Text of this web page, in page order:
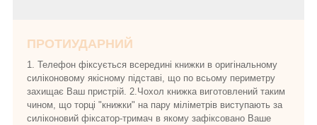
ПРОТИУДАРНИЙ
1. Телефон фіксується всередині книжки в оригінальному
силіконовому якісному підставі, що по всьому периметру
захищає Ваш пристрій. 2.Чохол книжка виготовлений таким
чином, що торці "книжки" на пару міліметрів виступають за
силіконовий фіксатор-тримач в якому зафіксовано Ваше